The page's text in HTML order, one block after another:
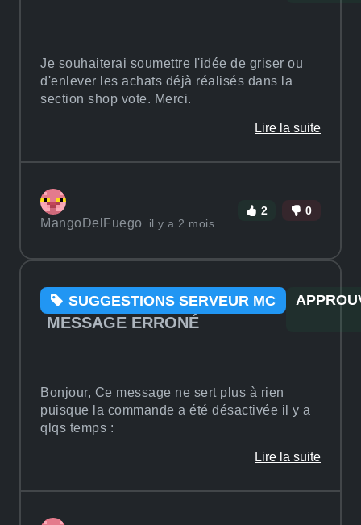
Je souhaiterai soumettre l'idée de griser ou
d'enlever les achats déjà réalisés dans la
section shop vote. Merci.
Lire la suite
MangoDelFuego il y a 2 mois
2 0
SUGGESTIONS SERVEUR MC
MESSAGE ERRONÉ
Bonjour, Ce message ne sert plus à rien
puisque la commande a été désactivée il y a
qlqs temps :
Lire la suite